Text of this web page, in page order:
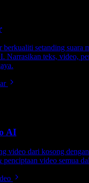
berkualiti setanding suara
Narrasikan teks, video,
AI
video dari kosong
video semua